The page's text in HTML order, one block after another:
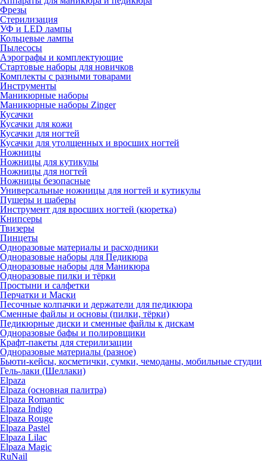
Фрезы
Стерилизация
УФ и LED лампы
Кольцевые лампы
Пылесосы
Аэрографы и комплектующие
Стартовые наборы для новичков
Комплекты с разными товарами
Инструменты
Маникюрные наборы
Маникюрные наборы Zinger
Кусачки
Кусачки для кожи
Кусачки для ногтей
Кусачки для утолщенных и вросших ногтей
Ножницы
Ножницы для кутикулы
Ножницы для ногтей
Ножницы безопасные
Универсальные ножницы для ногтей и кутикулы
Пушеры и шаберы
Инструмент для вросших ногтей (кюретка)
Книпсеры
Твизеры
Пинцеты
Одноразовые материалы и расходники
Одноразовые наборы для Педикюра
Одноразовые наборы для Маникюра
Одноразовые пилки и тёрки
Простыни и салфетки
Перчатки и Маски
Песочные колпачки и держатели для педикюра
Cменные файлы и основы (пилки, тёрки)
Педикюрные диски и сменные файлы к дискам
Одноразовые бафы и полировщики
Крафт-пакеты для стерилизации
Одноразовые материалы (разное)
Бьюти-кейсы, косметички, сумки, чемоданы, мобильные студии
Гель-лаки (Шеллаки)
Elpaza
Elpaza (основная палитра)
Elpaza Romantic
Elpaza Indigo
Elpaza Rouge
Elpaza Pastel
Elpaza Lilac
Elpaza Magic
RuNail